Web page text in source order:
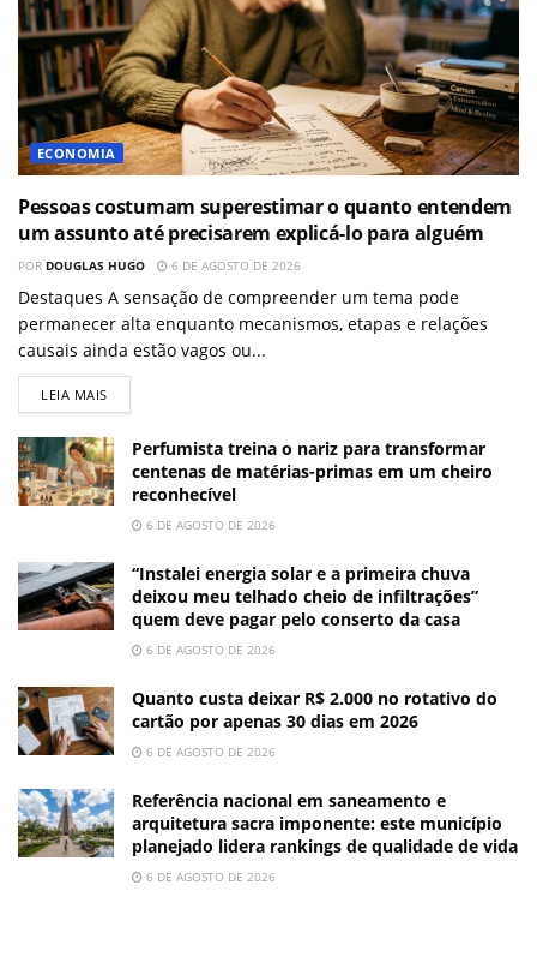
ECONOMIA
Pessoas costumam superestimar o quanto entendem
um assunto até precisarem explicá-lo para alguém
POR DOUGLAS HUGO 6 DE AGOSTO DE 2026
Destaques A sensação de compreender um tema pode
permanecer alta enquanto mecanismos, etapas e relações
causais ainda estão vagos ou...
LEIA MAIS
Perfumista treina o nariz para transformar
centenas de matérias-primas em um cheiro
reconhecível
6 DE AGOSTO DE 2026
“Instalei energia solar e a primeira chuva
deixou meu telhado cheio de infiltrações”
quem deve pagar pelo conserto da casa
6 DE AGOSTO DE 2026
Quanto custa deixar R$ 2.000 no rotativo do
cartão por apenas 30 dias em 2026
6 DE AGOSTO DE 2026
Referência nacional em saneamento e
arquitetura sacra imponente: este município
planejado lidera rankings de qualidade de vida
6 DE AGOSTO DE 2026